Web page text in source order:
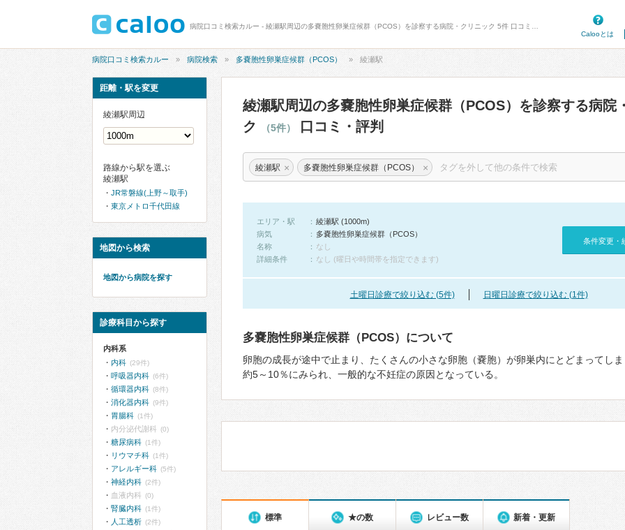
Calooとは
病院口コミ検索カルー 病院検索 多嚢胞性卵巣症候群（PCOS） 綾瀬駅
綾瀬駅周辺の多嚢胞性卵巣症候群（PCOS）を診察する病院
ク
（5件） 口コミ・評判
綾瀬駅 × 多嚢胞性卵巣症候群（PCOS） ×
エリア・駅
綾瀬駅 (1000m)
病気
多嚢胞性卵巣症候群（PCOS）
名称
なし
詳細条件
なし (曜日や時間帯を指定できます)
条件変更・
土曜日診療で絞り込む (5件) 日曜日診療で絞り込む (1件)
多嚢胞性卵巣症候群（PCOS）について
卵胞の成⻑が途中で止まり、たくさんの⼩さな卵胞（嚢胞）が卵巣内にとどまってし
約5～10％にみられ、一般的な不妊症の原因となっている。
標準 ★の数 レビュー数 新着・更新
距離・駅を変更
綾瀬駅周辺
路線から駅を選ぶ
綾瀬駅
JR常磐線(上野～取手)
東京メトロ千代田線
地図から検索
地図から病院を探す
診療科目から探す
内科系
内科 (29件)
呼吸器内科 (6件)
循環器内科 (8件)
消化器内科 (9件)
胃腸科 (1件)
内分泌代謝科 (0)
糖尿病科 (1件)
リウマチ科 (1件)
アレルギー科 (5件)
神経内科 (2件)
血液内科 (0)
腎臓内科 (1件)
人工透析 (2件)